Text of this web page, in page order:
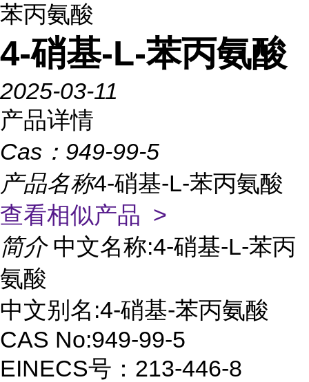
苯丙氨酸
4-硝基-L-苯丙氨酸
2025-03-11
产品详情
Cas： 949-99-5
产品名称4-硝基-L-苯丙氨酸
查看相似产品 >
简介 中文名称:4-硝基-L-苯丙
氨酸
中文别名:4-硝基-苯丙氨酸
CAS No:949-99-5
EINECS号：213-446-8